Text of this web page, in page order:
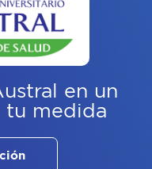
en un
tu medida